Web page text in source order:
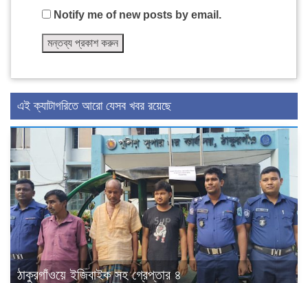
Notify me of new posts by email.
এই ক্যাটাগরিতে আরো যেসব খবর রয়েছে
ঠাকুরগাঁওয়ে ইজিবাইক সহ গ্রেপ্তার ৪